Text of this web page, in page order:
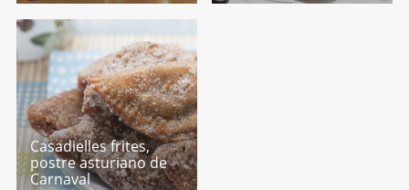
Casadielles frites,
postre asturiano de
Carnaval